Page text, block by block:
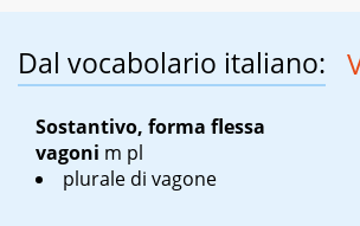
Dal vocabolario italiano:
Sostantivo, forma flessa
vagoni m pl
plurale di vagone